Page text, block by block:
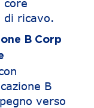
core
di ricavo.
B Corp
B
verso